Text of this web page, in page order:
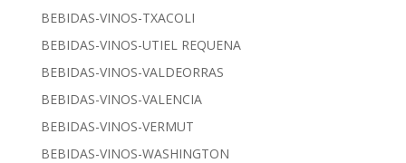
BEBIDAS-VINOS-TXACOLI
BEBIDAS-VINOS-UTIEL REQUENA
BEBIDAS-VINOS-VALDEORRAS
BEBIDAS-VINOS-VALENCIA
BEBIDAS-VINOS-VERMUT
BEBIDAS-VINOS-WASHINGTON